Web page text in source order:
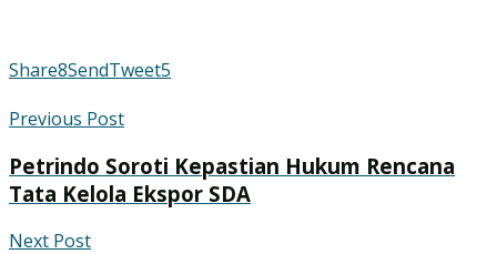
Share8SendTweet5
Previous Post
Petrindo Soroti Kepastian Hukum Rencana
Tata Kelola Ekspor SDA
Next Post